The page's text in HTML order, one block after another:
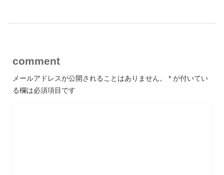
comment
メールアドレスが公開されることはありません。 * が付いてい
る欄は必須項目です